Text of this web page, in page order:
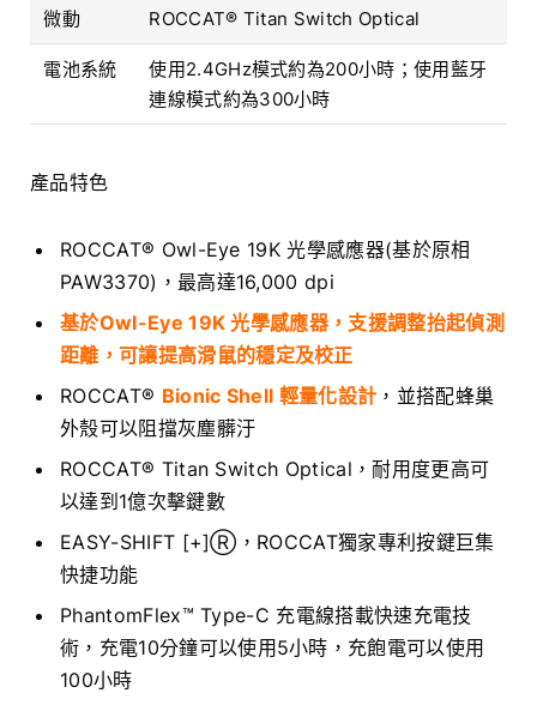
微動 ROCCAT® Titan Switch Optical
電池系統
使用2.4GHz模式約為200小時；使用藍牙
連線模式約為300小時
產品特色
ROCCAT® Owl-Eye 19K 光學感應器(基於原相
PAW3370)，最高達16,000 dpi
基於Owl-Eye 19K 光學感應器，支援調整抬起偵測
距離，可讓提高滑鼠的穩定及校正
ROCCAT® Bionic Shell 輕量化設計 ，並搭配蜂巢
外殼可以阻擋灰塵髒汙
ROCCAT® Titan Switch Optical，耐用度更高可
以達到1億次擊鍵數
EASY-SHIFT [+]Ⓡ，ROCCAT獨家專利按鍵巨集
快捷功能
PhantomFlex™ Type-C 充電線搭載快速充電技
術，充電10分鐘可以使用5小時，充飽電可以使用
100小時